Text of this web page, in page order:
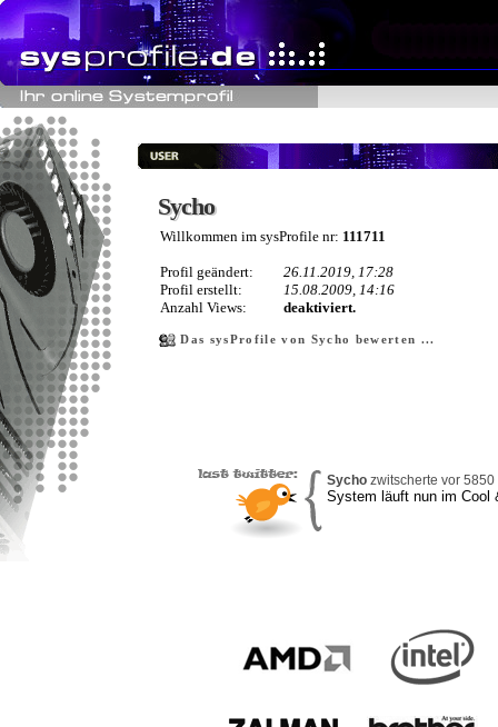
Sycho
Sycho
Willkommen im sysProfile nr: 111711
Profil geändert:
26.11.2019, 17:28
Profil erstellt:
15.08.2009, 14:16
Anzahl Views:
deaktiviert.
Das sysProfile von Sycho bewerten ...
Sychozwitscherte vor 5850
System läuft nun im Cool